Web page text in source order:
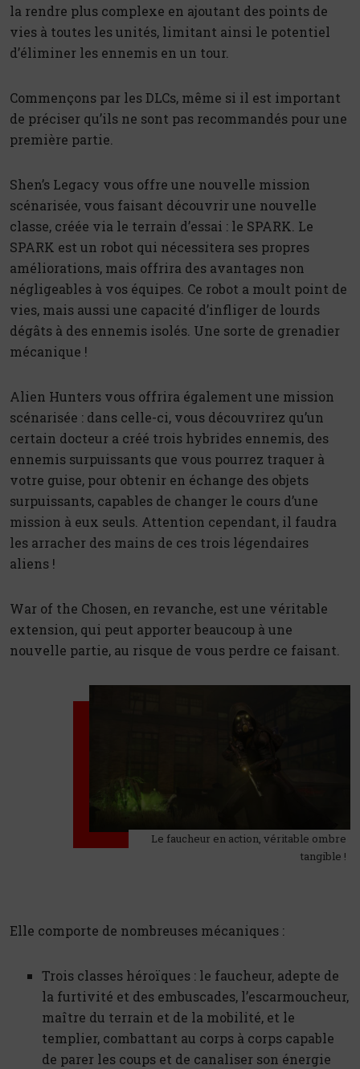
la rendre plus complexe en ajoutant des points de
vies à toutes les unités, limitant ainsi le potentiel
d’éliminer les ennemis en un tour.
Commençons par les DLCs, même si il est important
de préciser qu’ils ne sont pas recommandés pour une
première partie.
Shen’s Legacy vous offre une nouvelle mission
scénarisée, vous faisant découvrir une nouvelle
classe, créée via le terrain d’essai : le SPARK. Le
SPARK est un robot qui nécessitera ses propres
améliorations, mais offrira des avantages non
négligeables à vos équipes. Ce robot a moult point de
vies, mais aussi une capacité d’infliger de lourds
dégâts à des ennemis isolés. Une sorte de grenadier
mécanique !
Alien Hunters vous offrira également une mission
scénarisée : dans celle-ci, vous découvrirez qu’un
certain docteur a créé trois hybrides ennemis, des
ennemis surpuissants que vous pourrez traquer à
votre guise, pour obtenir en échange des objets
surpuissants, capables de changer le cours d’une
mission à eux seuls. Attention cependant, il faudra
les arracher des mains de ces trois légendaires
aliens !
War of the Chosen, en revanche, est une véritable
extension, qui peut apporter beaucoup à une
nouvelle partie, au risque de vous perdre ce faisant.
Le faucheur en action, véritable ombre
tangible !
Elle comporte de nombreuses mécaniques :
Trois classes héroïques : le faucheur, adepte de
la furtivité et des embuscades, l’escarmoucheur,
maître du terrain et de la mobilité, et le
templier, combattant au corps à corps capable
de parer les coups et de canaliser son énergie